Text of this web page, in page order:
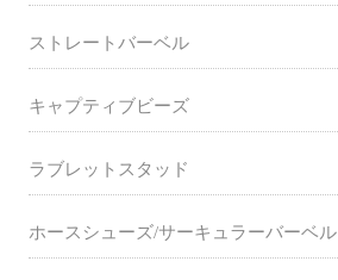
ストレートバーベル
キャプティブビーズ
ラブレットスタッド
ホースシューズ/サーキュラーバーベル